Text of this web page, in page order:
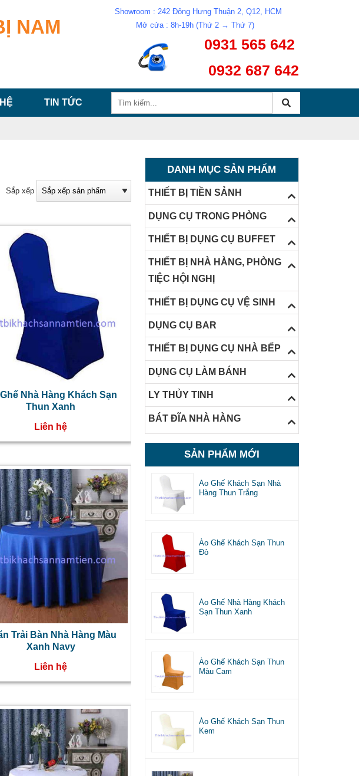
NAM
Showroom : 242 Đông Hưng Thuận 2, Q12, HCM
Mở cửa : 8h-19h (Thứ 2 → Thứ 7)
0931 565 642
0932 687 642
TIN TỨC
Sắp xếp
Nhà Hàng Khách Sạn
Thun Xanh
Liên hệ
Trải Bàn Nhà Hàng Màu
Xanh Navy
Liên hệ
DANH MỤC SẢN PHẨM
THIẾT BỊ TIỀN SẢNH
DỤNG CỤ TRONG PHÒNG
THIẾT BỊ DỤNG CỤ BUFFET
THIẾT BỊ NHÀ HÀNG, PHÒNG
TIỆC HỘI NGHỊ
THIẾT BỊ DỤNG CỤ VỆ SINH
DỤNG CỤ BAR
THIẾT BỊ DỤNG CỤ NHÀ BẾP
DỤNG CỤ LÀM BÁNH
LY THỦY TINH
BÁT ĐĨA NHÀ HÀNG
SẢN PHẨM MỚI
Áo Ghế Khách Sạn Nhà
Hàng Thun Trắng
Áo Ghế Khách Sạn Thun
Đỏ
Áo Ghế Nhà Hàng Khách
Sạn Thun Xanh
Áo Ghế Khách Sạn Thun
Màu Cam
Áo Ghế Khách Sạn Thun
Kem